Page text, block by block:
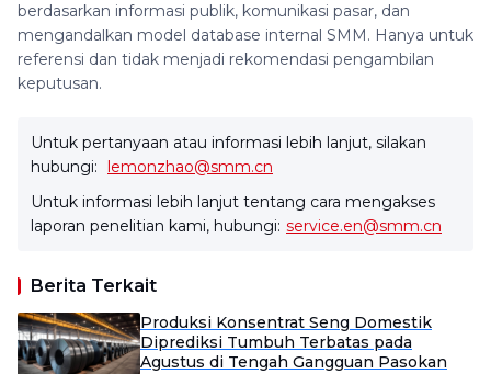
berdasarkan informasi publik, komunikasi pasar, dan
mengandalkan model database internal SMM. Hanya untuk
referensi dan tidak menjadi rekomendasi pengambilan
keputusan.
Untuk pertanyaan atau informasi lebih lanjut, silakan
hubungi: lemonzhao@smm.cn
Untuk informasi lebih lanjut tentang cara mengakses
laporan penelitian kami, hubungi: service.en@smm.cn
Berita Terkait
Produksi Konsentrat Seng Domestik
Diprediksi Tumbuh Terbatas pada
Agustus di Tengah Gangguan Pasokan